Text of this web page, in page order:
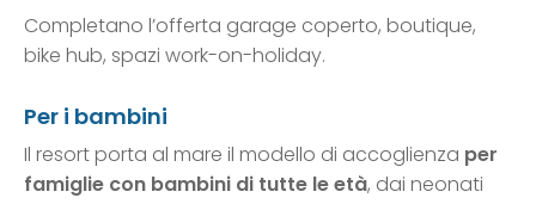
Completano l’offerta garage coperto, boutique,
bike hub, spazi work-on-holiday.
Per i bambini
Il resort porta al mare il modello di accoglienza per
famiglie con bambini di tutte le età, dai neonati